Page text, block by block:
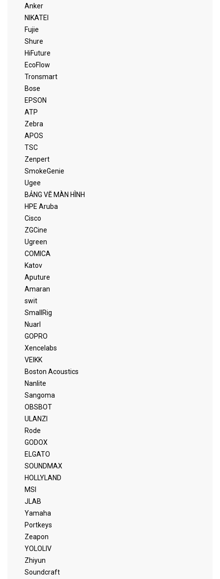
Anker
NIKATEI
Fujie
Shure
HiFuture
EcoFlow
Tronsmart
Bose
EPSON
ATP
Zebra
APOS
TSC
Zenpert
SmokeGenie
Ugee
BẢNG VẼ MÀN HÌNH
HPE Aruba
Cisco
ZGCine
Ugreen
COMICA
Katov
Aputure
Amaran
swit
SmallRig
Nuarl
GOPRO
Xencelabs
VEIKK
Boston Acoustics
Nanlite
Sangoma
OBSBOT
ULANZI
Rode
GODOX
ELGATO
SOUNDMAX
HOLLYLAND
MSI
JLAB
Yamaha
Portkeys
Zeapon
YOLOLIV
Zhiyun
Soundcraft